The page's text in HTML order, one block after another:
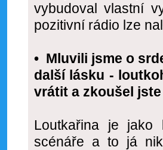
vybudoval vlastní
pozitivní rádio lze
• Mluvili jsme o
další lásku -
vrátit a zkoušel
Loutkařina je jako
scénáře a to já